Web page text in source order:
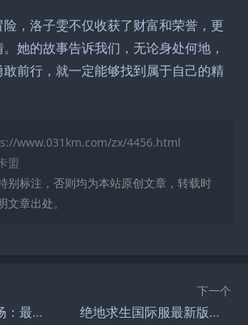
，洛子雯不仅收获了财富和荣誉，更
她的故事告诉我们，无论身处何地，
前行，就一定能够找到属于自己的精
www.031km.com/zx/4456.html
盟
别标注，否则均为本站原创文章，转载时
章出处。
绝地求生刺激战场：最新攻略与玩法解析-绝地求生刺激战场新手入门指南与高手技巧
下一个
绝地求生国际服最新版下载与玩法解析-绝地求生国际服最新版游戏体验与更新内容